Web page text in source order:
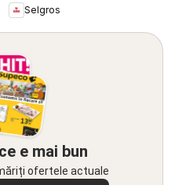
Selgros
e mai bun
ofertele actuale